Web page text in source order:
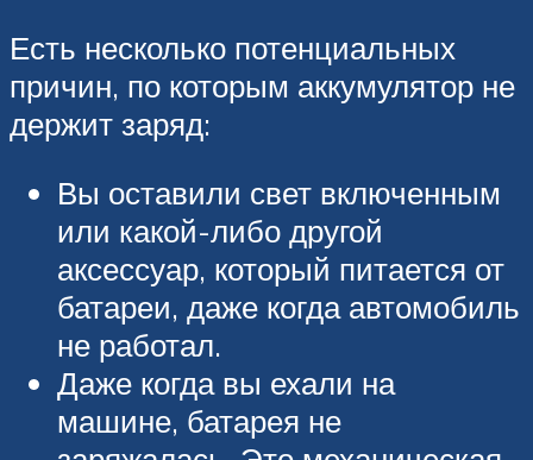
Есть несколько потенциальных
причин, по которым аккумулятор не
держит заряд:
Вы оставили свет включенным
или какой-либо другой
аксессуар, который питается от
батареи, даже когда автомобиль
не работал.
Даже когда вы ехали на
машине, батарея не